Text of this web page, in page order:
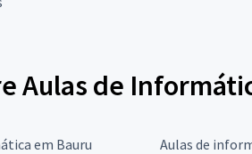
Aulas de
em Bauru Aulas de